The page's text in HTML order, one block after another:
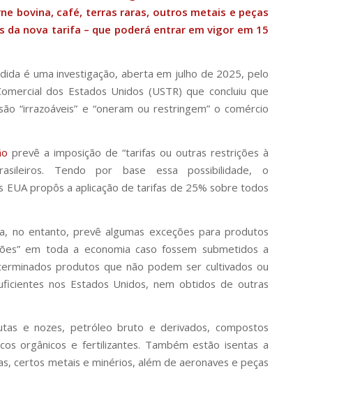
bovina, café, terras raras, outros metais e peças
da nova tarifa – que poderá entrar em vigor em 15
é uma investigação, aberta em julho de 2025, pelo
dos Estados Unidos (USTR) que concluiu que
“irrazoáveis” e “oneram ou restringem” o comércio
prevê a imposição de “tarifas ou outras restrições à
Tendo por base essa possibilidade, o
propôs a aplicação de tarifas de 25% sobre todos
no entanto, prevê algumas exceções para produtos
em toda a economia caso fossem submetidos a
produtos que não podem ser cultivados ou
nos Estados Unidos, nem obtidos de outras
e nozes, petróleo bruto e derivados, compostos
orgânicos e fertilizantes. Também estão isentas a
certos metais e minérios, além de aeronaves e peças